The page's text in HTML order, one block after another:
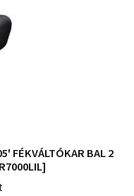
FÉKVÁLTÓKAR BAL 2